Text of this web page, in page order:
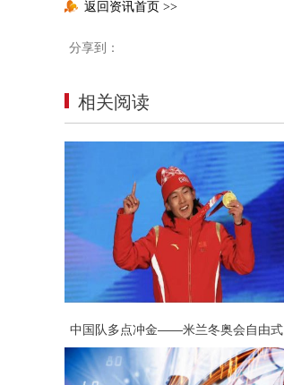
返回资讯首页 >>
分享到：
相关阅读
中国队多点冲金——米兰冬奥会自由式